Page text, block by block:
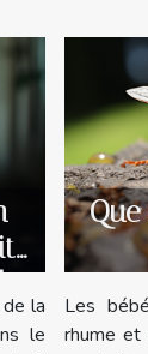
la
le
Les
rhume